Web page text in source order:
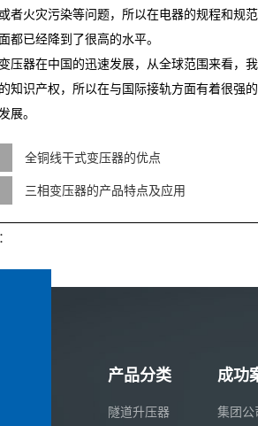
者火灾污染等问题，所以在电器的规程和规
都已经降到了很高的水平。
压器在中国的迅速发展，从全球范围来看，
知识产权，所以在与国际接轨方面有着很强
展。
全铜线干式变压器的优点
三相变压器的产品特点及应用
产品分类
隧道升压器
成功
集团公